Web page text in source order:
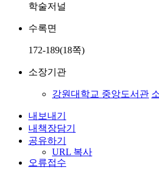
학술저널
수록면
172-189(18쪽)
소장기관
강원대학교 중앙도서관
내보내기
내책장담기
공유하기
URL 복사
오류접수